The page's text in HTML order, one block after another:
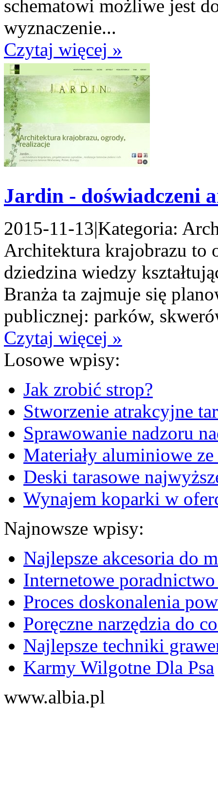
schematowi możliwe jest
wyznaczenie...
Czytaj więcej »
Jardin - doświadczeni
2015-11-13|Kategoria:
Architektura krajobrazu to
dziedzina wiedzy
Branża ta zajmuje się
publicznej: parków,
Czytaj więcej »
Losowe wpisy:
Jak zrobić strop?
Stworzenie atrakcyjne
Sprawowanie nadzoru
Materiały aluminiowe
Deski tarasowe
Wynajem koparki w
Najnowsze wpisy:
Najlepsze akcesoria do
Internetowe
Proces doskonalenia
Poręczne narzędzia do
Najlepsze techniki
Karmy Wilgotne Dla Psa
www.albia.pl